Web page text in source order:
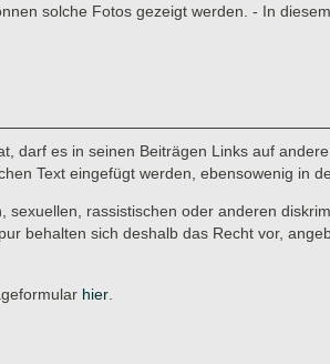
solche Fotos gezeigt werden. - In
darf es in seinen Beiträgen Links auf
Text eingefügt werden, ebensowenig in
rassistischen oder anderen
behalten sich deshalb das Recht vor,
hier